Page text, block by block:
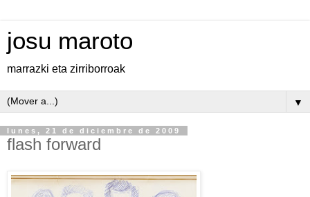
josu maroto
marrazki eta zirriborroak
▼
lunes, 21 de diciembre de 2009
flash forward